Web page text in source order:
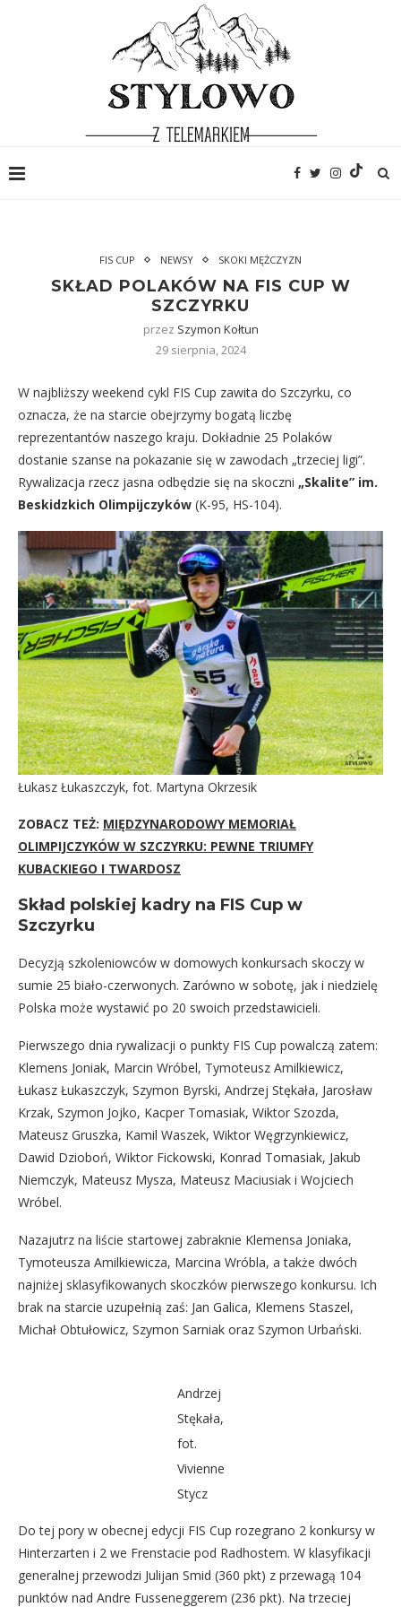
FIS CUP NEWSY SKOKI MĘŻCZYZN
SKŁAD POLAKÓW NA FIS CUP W
SZCZYRKU
przez Szymon Kołtun
29 sierpnia, 2024
W najbliższy weekend cykl FIS Cup zawita do Szczyrku, co
oznacza, że na starcie obejrzymy bogatą liczbę
reprezentantów naszego kraju. Dokładnie 25 Polaków
dostanie szanse na pokazanie się w zawodach „trzeciej ligi”.
Rywalizacja rzecz jasna odbędzie się na skoczni „Skalite” im.
Beskidzkich Olimpijczyków (K-95, HS-104).
Łukasz Łukaszczyk, fot. Martyna Okrzesik
ZOBACZ TEŻ: MIĘDZYNARODOWY MEMORIAŁ
OLIMPIJCZYKÓW W SZCZYRKU: PEWNE TRIUMFY
KUBACKIEGO I TWARDOSZ
Skład polskiej kadry na FIS Cup w
Szczyrku
Decyzją szkoleniowców w domowych konkursach skoczy w
sumie 25 biało-czerwonych. Zarówno w sobotę, jak i niedzielę
Polska może wystawić po 20 swoich przedstawicieli.
Pierwszego dnia rywalizacji o punkty FIS Cup powalczą zatem:
Klemens Joniak, Marcin Wróbel, Tymoteusz Amilkiewicz,
Łukasz Łukaszczyk, Szymon Byrski, Andrzej Stękała, Jarosław
Krzak, Szymon Jojko, Kacper Tomasiak, Wiktor Szozda,
Mateusz Gruszka, Kamil Waszek, Wiktor Węgrzynkiewicz,
Dawid Dzioboń, Wiktor Fickowski, Konrad Tomasiak, Jakub
Niemczyk, Mateusz Mysza, Mateusz Maciusiak i Wojciech
Wróbel.
Nazajutrz na liście startowej zabraknie Klemensa Joniaka,
Tymoteusza Amilkiewicza, Marcina Wróbla, a także dwóch
najniżej sklasyfikowanych skoczków pierwszego konkursu. Ich
brak na starcie uzupełnią zaś: Jan Galica, Klemens Staszel,
Michał Obtułowicz, Szymon Sarniak oraz Szymon Urbański.
Andrzej
Stękała,
fot.
Vivienne
Stycz
Do tej pory w obecnej edycji FIS Cup rozegrano 2 konkursy w
Hinterzarten i 2 we Frenstacie pod Radhostem. W klasyfikacji
generalnej przewodzi Julijan Smid (360 pkt) z przewagą 104
punktów nad Andre Fusseneggerem (236 pkt). Na trzeciej